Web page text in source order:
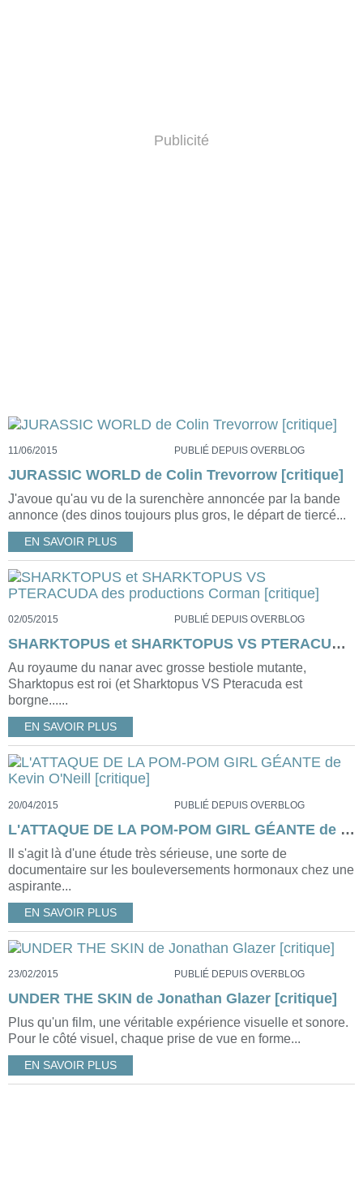
Publicité
11/06/2015 PUBLIÉ DEPUIS OVERBLOG
JURASSIC WORLD de Colin Trevorrow [critique]
J'avoue qu'au vu de la surenchère annoncée par la bande
annonce (des dinos toujours plus gros, le départ de tiercé...
EN SAVOIR PLUS
02/05/2015 PUBLIÉ DEPUIS OVERBLOG
SHARKTOPUS et SHARKTOPUS VS PTERACUDA des productions Corman [critique]
Au royaume du nanar avec grosse bestiole mutante,
Sharktopus est roi (et Sharktopus VS Pteracuda est
borgne......
EN SAVOIR PLUS
20/04/2015 PUBLIÉ DEPUIS OVERBLOG
L'ATTAQUE DE LA POM-POM GIRL GÉANTE de Kevin O'Neill [critique]
Il s'agit là d'une étude très sérieuse, une sorte de
documentaire sur les bouleversements hormonaux chez une
aspirante...
EN SAVOIR PLUS
23/02/2015 PUBLIÉ DEPUIS OVERBLOG
UNDER THE SKIN de Jonathan Glazer [critique]
Plus qu'un film, une véritable expérience visuelle et sonore.
Pour le côté visuel, chaque prise de vue en forme...
EN SAVOIR PLUS